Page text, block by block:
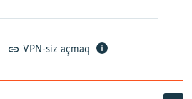
VPN-siz açmaq